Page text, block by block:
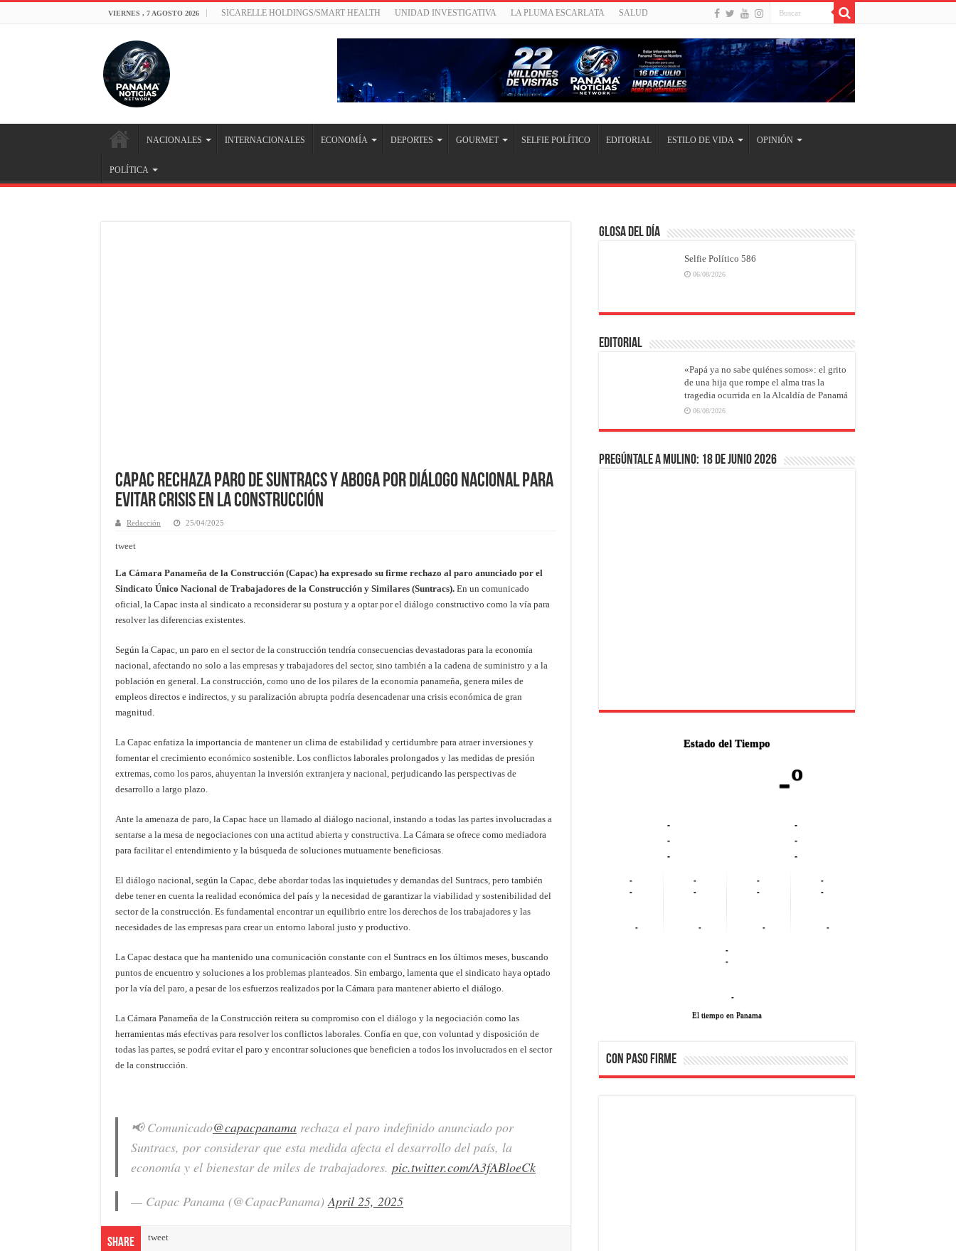
VIERNES , 7 AGOSTO 2026 SICARELLE HOLDINGS/SMART HEALTH UNIDAD INVESTIGATIVA LA PLUMA ESCARLATA SALUD
NACIONALES INTERNACIONALES ECONOMÍA DEPORTES GOURMET SELFIE POLÍTICO EDITORIAL ESTILO DE VIDA OPINIÓN
POLÍTICA
Capac rechaza paro de Suntracs y aboga por diálogo nacional para
evitar crisis en la construcción
Redacción 25/04/2025
tweet
La Cámara Panameña de la Construcción (Capac) ha expresado su firme rechazo al paro anunciado por el
Sindicato Único Nacional de Trabajadores de la Construcción y Similares (Suntracs). En un comunicado
oficial, la Capac insta al sindicato a reconsiderar su postura y a optar por el diálogo constructivo como la vía para
resolver las diferencias existentes.
Según la Capac, un paro en el sector de la construcción tendría consecuencias devastadoras para la economía
nacional, afectando no solo a las empresas y trabajadores del sector, sino también a la cadena de suministro y a la
población en general. La construcción, como uno de los pilares de la economía panameña, genera miles de
empleos directos e indirectos, y su paralización abrupta podría desencadenar una crisis económica de gran
magnitud.
La Capac enfatiza la importancia de mantener un clima de estabilidad y certidumbre para atraer inversiones y
fomentar el crecimiento económico sostenible. Los conflictos laborales prolongados y las medidas de presión
extremas, como los paros, ahuyentan la inversión extranjera y nacional, perjudicando las perspectivas de
desarrollo a largo plazo.
Ante la amenaza de paro, la Capac hace un llamado al diálogo nacional, instando a todas las partes involucradas a
sentarse a la mesa de negociaciones con una actitud abierta y constructiva. La Cámara se ofrece como mediadora
para facilitar el entendimiento y la búsqueda de soluciones mutuamente beneficiosas.
El diálogo nacional, según la Capac, debe abordar todas las inquietudes y demandas del Suntracs, pero también
debe tener en cuenta la realidad económica del país y la necesidad de garantizar la viabilidad y sostenibilidad del
sector de la construcción. Es fundamental encontrar un equilibrio entre los derechos de los trabajadores y las
necesidades de las empresas para crear un entorno laboral justo y productivo.
La Capac destaca que ha mantenido una comunicación constante con el Suntracs en los últimos meses, buscando
puntos de encuentro y soluciones a los problemas planteados. Sin embargo, lamenta que el sindicato haya optado
por la vía del paro, a pesar de los esfuerzos realizados por la Cámara para mantener abierto el diálogo.
La Cámara Panameña de la Construcción reitera su compromiso con el diálogo y la negociación como las
herramientas más efectivas para resolver los conflictos laborales. Confía en que, con voluntad y disposición de
todas las partes, se podrá evitar el paro y encontrar soluciones que beneficien a todos los involucrados en el sector
de la construcción.
📢 Comunicado@capacpanama rechaza el paro indefinido anunciado por
Suntracs, por considerar que esta medida afecta el desarrollo del país, la
economía y el bienestar de miles de trabajadores. pic.twitter.com/A3fABloeCk
— Capac Panama (@CapacPanama) April 25, 2025
Share tweet
Glosa del Día
Selfie Político 586
06/08/2026
EDITORIAL
«Papá ya no sabe quiénes somos»: el grito
de una hija que rompe el alma tras la
tragedia ocurrida en la Alcaldía de Panamá
06/08/2026
Pregúntale a Mulino: 18 de junio 2026
Estado del Tiempo
-º
-
-
-
-
-
-
-
-
-
-
-
-
-
-
-
-
-
-
-
-
-
El tiempo en Panama
CON PASO FIRME